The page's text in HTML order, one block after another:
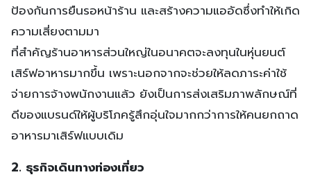
ป้องกันการยืนรอหน้าร้าน และสร้างความแออัดซึ่งทำให้เกิด
ความเสี่ยงตามมา
ที่สำคัญร้านอาหารส่วนใหญ่ในอนาคตจะลงทุนในหุ่นยนต์
เสิร์ฟอาหารมากขึ้น เพราะนอกจากจะช่วยให้ลดภาระค่าใช้
จ่ายการจ้างพนักงานแล้ว ยังเป็นการส่งเสริมภาพลักษณ์ที่
ดีของแบรนด์ให้ผู้บริโภครู้สึกอุ่นใจมากกว่าการให้คนยกถาด
อาหารมาเสิร์ฟแบบเดิม
2. ธุรกิจเดินทางท่องเที่ยว